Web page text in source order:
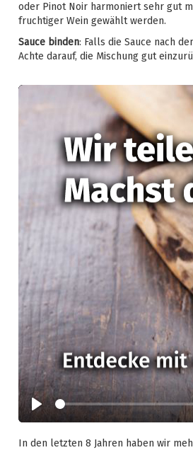
oder Pinot Noir harmoniert sehr gut
fruchtiger Wein gewählt werden.
Sauce binden: Falls die Sauce nach
Achte darauf, die Mischung gut
Play
In den letzten 8 Jahren haben wir